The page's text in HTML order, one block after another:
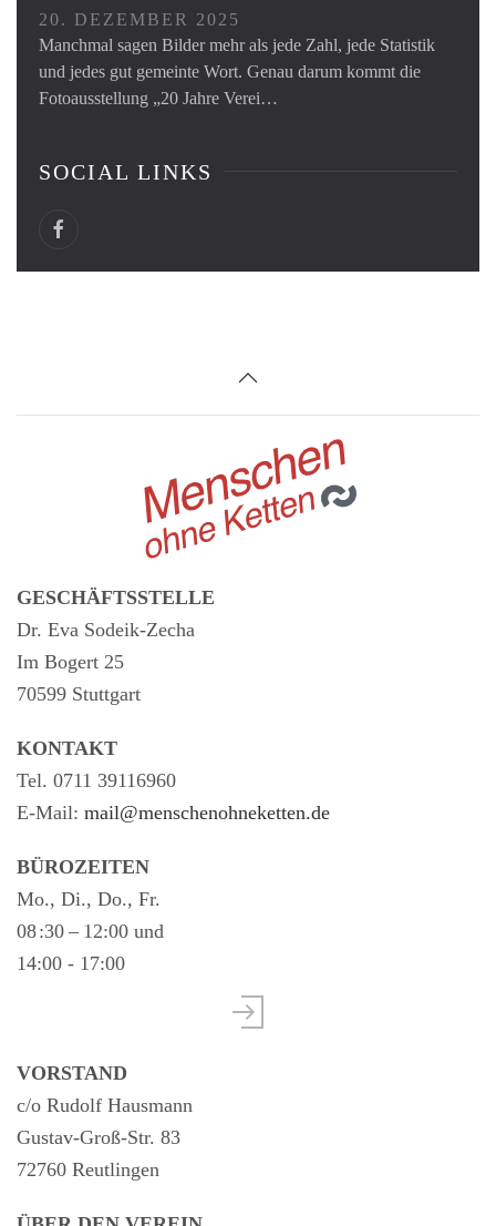
20. DEZEMBER 2025
Manchmal sagen Bilder mehr als jede Zahl, jede Statistik
und jedes gut gemeinte Wort. Genau darum kommt die
Fotoausstellung „20 Jahre Verei…
SOCIAL LINKS
GESCHÄFTSSTELLE
Dr. Eva Sodeik-Zecha
Im Bogert 25
70599 Stuttgart
KONTAKT
Tel. 0711 39116960
E-Mail: mail@menschenohneketten.de
BÜROZEITEN
Mo., Di., Do., Fr.
08 :30 – 12:00 und
14:00 - 17:00
VORSTAND
c/o Rudolf Hausmann
Gustav-Groß-Str. 83
72760 Reutlingen